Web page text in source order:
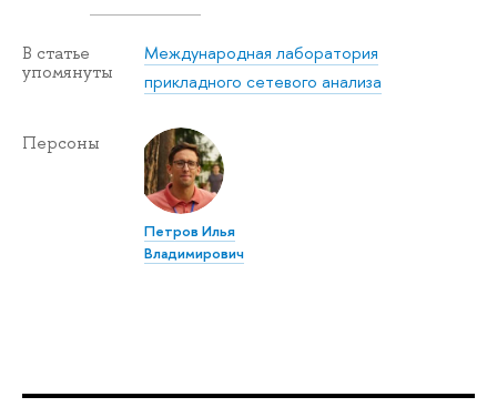
В статье
упомянуты
Международная лаборатория
прикладного сетевого анализа
Персоны
Петров Илья
Владимирович